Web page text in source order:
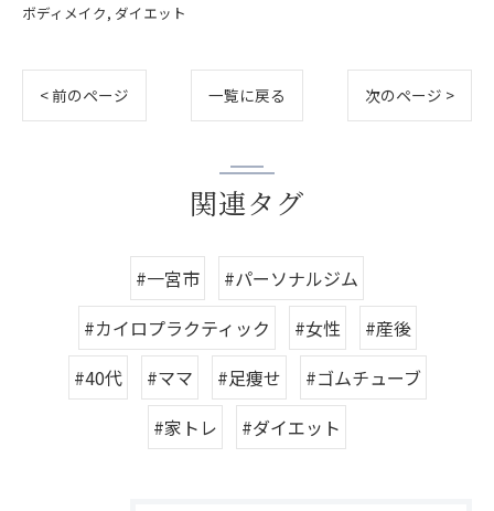
ボディメイク ダイエット
< 前のページ 一覧に戻る 次のページ >
関連タグ
#一宮市
#パーソナルジム
#カイロプラクティック
#女性
#産後
#40代
#ママ #足痩せ
#ゴムチューブ
#家トレ
#ダイエット